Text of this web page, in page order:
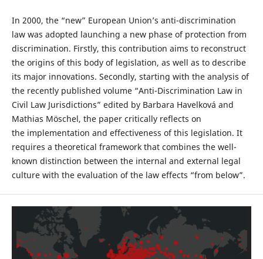
In 2000, the “new” European Union’s anti-discrimination
law was adopted launching a new phase of protection from
discrimination. Firstly, this contribution aims to reconstruct
the origins of this body of legislation, as well as to describe
its major innovations. Secondly, starting with the analysis of
the recently published volume “Anti-Discrimination Law in
Civil Law Jurisdictions” edited by Barbara Havelková and
Mathias Möschel, the paper critically reflects on
the implementation and effectiveness of this legislation. It
requires a theoretical framework that combines the well-
known distinction between the internal and external legal
culture with the evaluation of the law effects “from below”.